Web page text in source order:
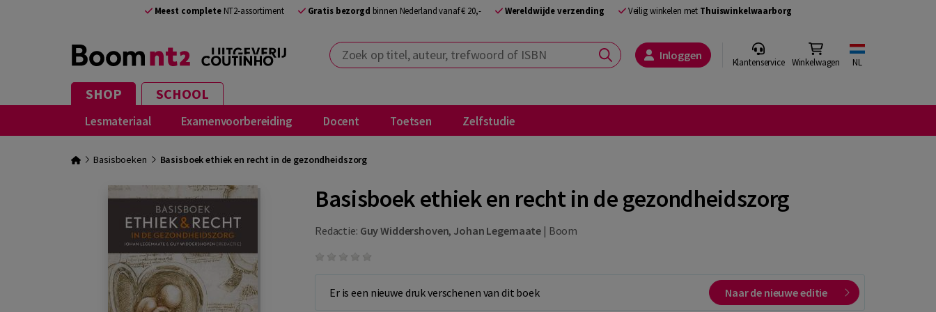
Meest completeNT2-assortiment Gratis bezorgd binnen Nederland vanaf € 20,- Wereldwijde verzending Veilig winkelen met Thuiswinkelwaarborg
Zoek op titel, auteur, trefwoord of ISBN Inloggen Klantenservice Winkelwagen NL
SHOP SCHOOL
Lesmateriaal Examenvoorbereiding Docent Toetsen Zelfstudie
Basisboeken Basisboek ethiek en recht in de gezondheidszorg
Basisboek ethiek en recht in de gezondheidszorg
Redactie: Guy Widdershoven, Johan Legemaate | Boom
Er is een nieuwe druk verschenen van dit boek Naar de nieuwe editie